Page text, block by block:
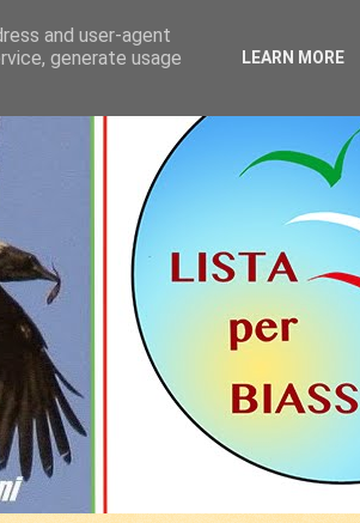
and user-agent
generate usage
LEARN MORE